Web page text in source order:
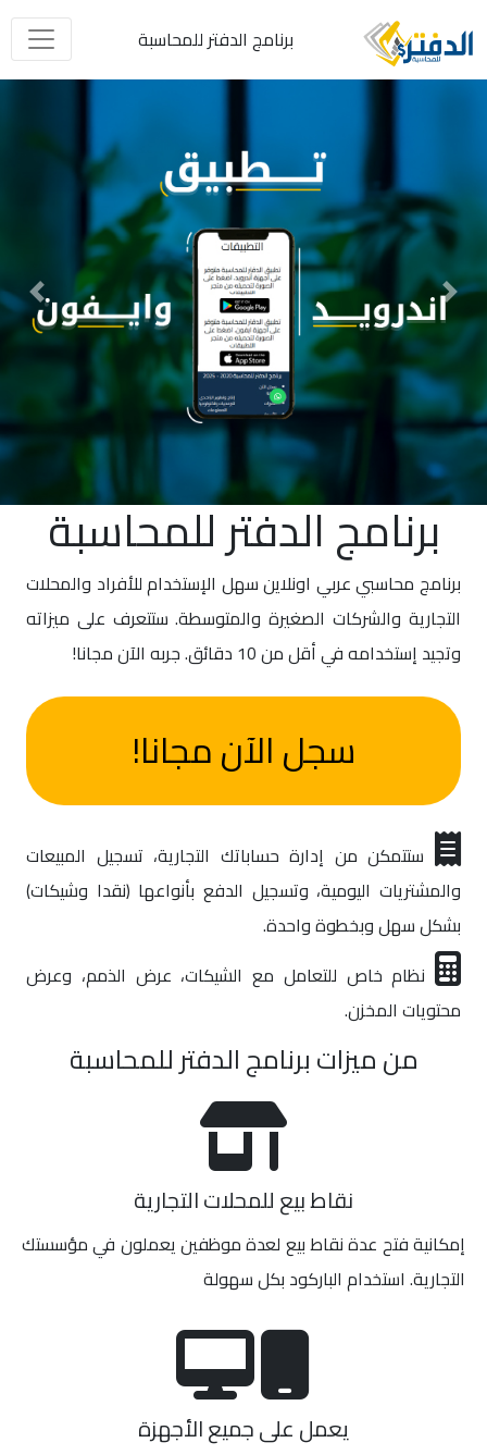
برنامج الدفتر للمحاسبة
Previous
Next
برنامج الدفتر للمحاسبة
برنامج محاسبي عربي اونلاين سهل الإستخدام للأفراد والمحلات
التجارية والشركات الصغيرة والمتوسطة. ستتعرف على ميزاته
وتجيد إستخدامه في أقل من 10 دقائق. جربه الآن مجانا!
سجل الآن مجانا!
ستتمكن من إدارة حساباتك التجارية، تسجيل المبيعات
والمشتريات اليومية، وتسجيل الدفع بأنواعها (نقدا وشيكات)
بشكل سهل وبخطوة واحدة.
نظام خاص للتعامل مع الشيكات، عرض الذمم، وعرض
محتويات المخزن.
من ميزات برنامج الدفتر للمحاسبة
نقاط بيع للمحلات التجارية
إمكانية فتح عدة نقاط بيع لعدة موظفين يعملون في مؤسستك
التجارية. استخدام الباركود بكل سهولة
يعمل على جميع الأجهزة